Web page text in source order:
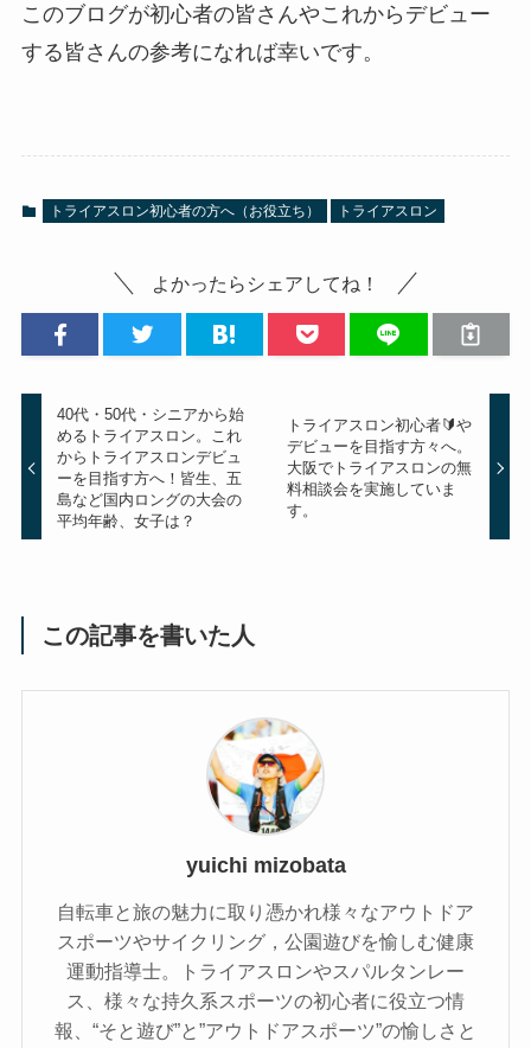
このブログが初心者の皆さんやこれからデビュー
する皆さんの参考になれば幸いです。
トライアスロン初心者の方へ（お役立ち） トライアスロン
よかったらシェアしてね！
40代・50代・シニアから始
めるトライアスロン。これ
からトライアスロンデビュ
ーを目指す方へ！皆生、五
島など国内ロングの大会の
平均年齢、女子は？
トライアスロン初心者🔰や
デビューを目指す方々へ。
大阪でトライアスロンの無
料相談会を実施していま
す。
この記事を書いた人
yuichi mizobata
自転車と旅の魅力に取り憑かれ様々なアウトドア
スポーツやサイクリング，公園遊びを愉しむ健康
運動指導士。トライアスロンやスパルタンレー
ス、様々な持久系スポーツの初心者に役立つ情
報、“そと遊び”と”アウトドアスポーツ”の愉しさと